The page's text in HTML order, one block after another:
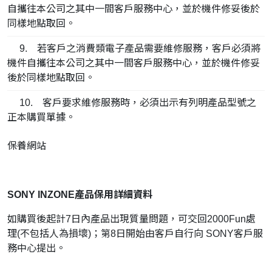
自攜往本公司之其中一間客戶服務中心，並於機件修妥後於
同樣地點取回。
9. 若客戶之消費類電子產品需要維修服務，客戶必須將
機件自攜往本公司之其中一間客戶服務中心，並於機件修妥
後於同樣地點取回。
10. 客戶要求維修服務時，必須出示有列明產品型號之
正本購買單據。
保養網站
SONY INZONE產品保用詳細資料
如購買後起計7日內產品出現質量問題，可交回2000Fun處
理(不包括人為損壞)；第8日開始由客戶自行向 SONY客戶服
務中心提出。